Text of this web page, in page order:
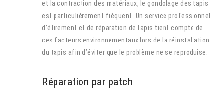
et la contraction des matériaux, le gondolage des tapis
est particulièrement fréquent. Un service professionnel
d’étirement et de réparation de tapis tient compte de
ces facteurs environnementaux lors de la réinstallation
du tapis afin d’éviter que le problème ne se reproduise.
Réparation par patch